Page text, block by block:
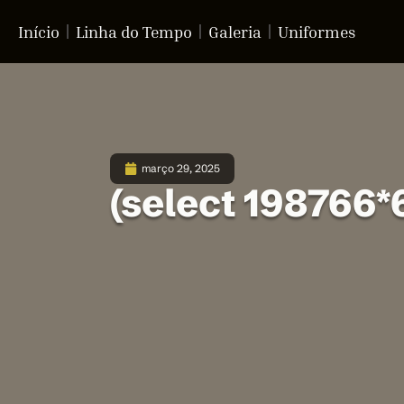
Início Linha do Tempo Galeria Uniformes
março 29, 2025
(select